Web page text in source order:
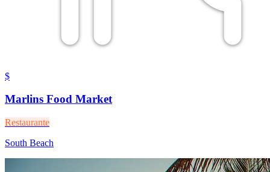
$
Marlins Food Market
Restaurante
South Beach